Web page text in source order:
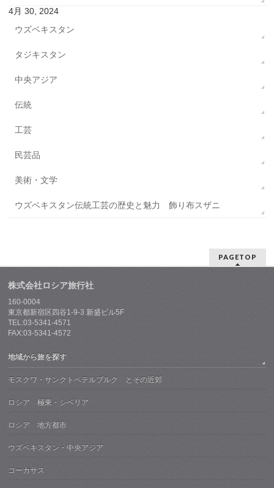
4月 30, 2024
ウズベキスタン
タジキスタン
中央アジア
伝統
工芸
民芸品
美術・文学
ウズベキスタン伝統工芸の歴史と魅力 飾り布スザニ
PAGETOP
株式会社ロシア旅行社
160-0004
東京都新宿区四谷1-9-3 新盛ビル5F
TEL:03-5341-4571
FAX:03-5341-4572
地域から旅を探す
モスクワ・サンクトペテルブルク とその近郊
ロシア 極東・シベリア
ロシア 地方都市
ウズベキスタン・中央アジア
コーカサス